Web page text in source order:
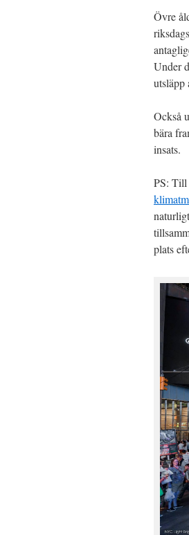
Övre
Under
utsläpp
Också
bära
insats.
PS: Till
plats